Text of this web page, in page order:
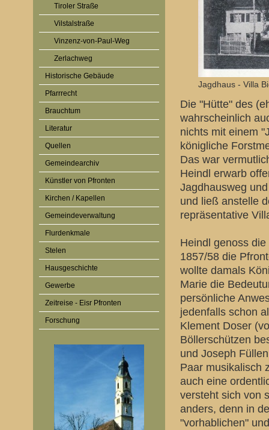
Tiroler Straße
Vilstalstraße
Vinzenz-von-Paul-Weg
Zerlachweg
Historische Gebäude
Pfarrrecht
Brauchtum
Literatur
Quellen
Gemeindearchiv
Künstler von Pfronten
Kirchen / Kapellen
Gemeindeverwaltung
Flurdenkmale
Stelen
Hausgeschichte
Gewerbe
Zeitreise - Eisr Pfronten
Forschung
Jagdhaus - Villa
Die "Hütte" des
wahrscheinlich
nichts mit einem
königliche
Das war
Heindl erwarb
Jagdhausweg
und ließ anstelle
repräsentative
Heindl genoss
1857/58 die
wollte damals
Marie die
persönliche
jedenfalls schon
Klement Doser
Böllerschützen
und Joseph
Paar musikalisch
auch eine
versteht sich von
anders, denn in
"vorhablichen"